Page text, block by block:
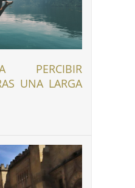
PERCIBIR
UNA LARGA